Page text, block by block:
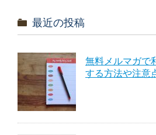
最近の投稿
無料メルマガで
する方法や注意